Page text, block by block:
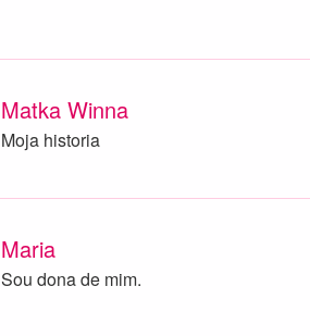
Matka Winna
Moja historia
Maria
Sou dona de mim.